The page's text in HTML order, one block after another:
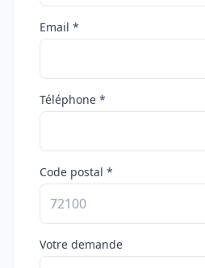
Email *
Téléphone *
Code postal *
Votre demande